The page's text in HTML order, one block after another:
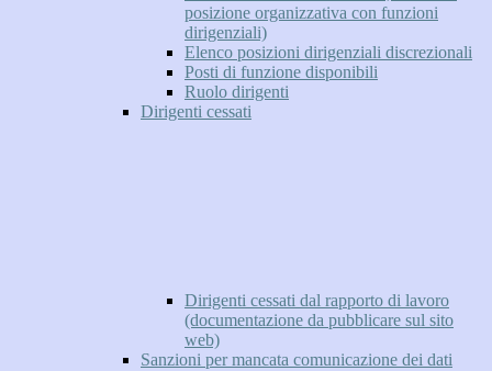
posizione organizzativa con funzioni
dirigenziali)
Elenco posizioni dirigenziali discrezionali
Posti di funzione disponibili
Ruolo dirigenti
Dirigenti cessati
Dirigenti cessati dal rapporto di lavoro
(documentazione da pubblicare sul sito
web)
Sanzioni per mancata comunicazione dei dati